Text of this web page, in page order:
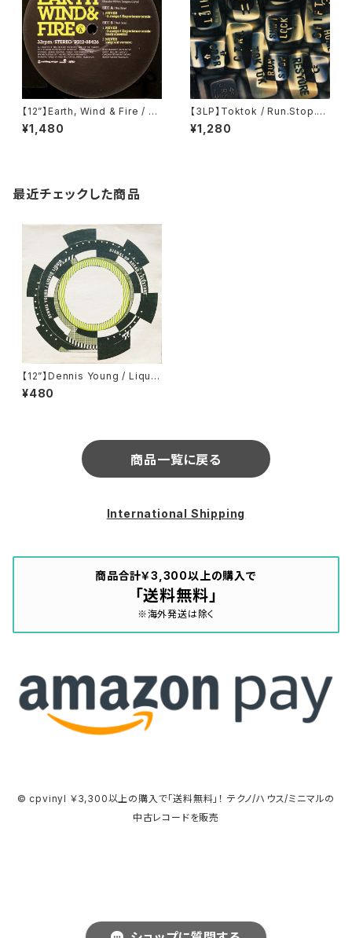
【12”】Earth, Wind & Fire / N
ever (Sunaga T Experienc
e Remix) (Rhythm Republi
¥1,480
【3LP】Toktok / Run.Stop.R
estore (Bpitch Control) (BP
CTRL 010 LP)
¥1,280
最近チェックした商品
【12”】Dennis Young / Liquid
Liquid / Signal Up Ahead /
Flextone (Rush Hour) (RH0
¥480
商品一覧に戻る
International Shipping
商品合計￥3,300以上の購入で
「送料無料」
※海外発送は除く
© cpvinyl ￥3,300以上の購入で「送料無料」！ テクノ/ハウス/ミニマルの
中古レコードを販売